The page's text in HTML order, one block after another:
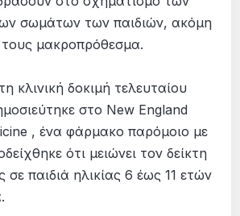
σωμάτων των παιδιών, ακόμη
τους μακροπρόθεσμα.
κλινική δοκιμή τελευταίου
στο New England
, ένα φάρμακο παρόμοιο με
ότι μειώνει τον δείκτη
παιδιά ηλικίας 6 έως 11 ετών